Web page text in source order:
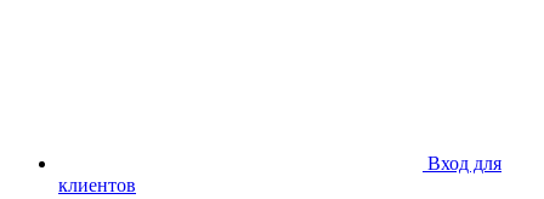
Вход для
клиентов